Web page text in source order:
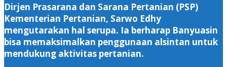
Dirjen Prasarana dan Sarana Pertanian (PSP)
Kementerian Pertanian, Sarwo Edhy
mengutarakan hal serupa. Ia berharap Banyuasin
bisa memaksimalkan penggunaan alsintan untuk
mendukung aktivitas pertanian.